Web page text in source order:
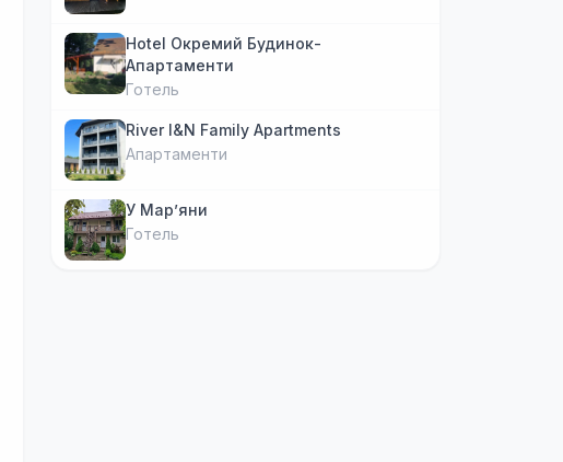
Hotel Окремий Будинок-
Апартаменти
Готель
River I&N Family Apartments
Апартаменти
У Марʼяни
Готель